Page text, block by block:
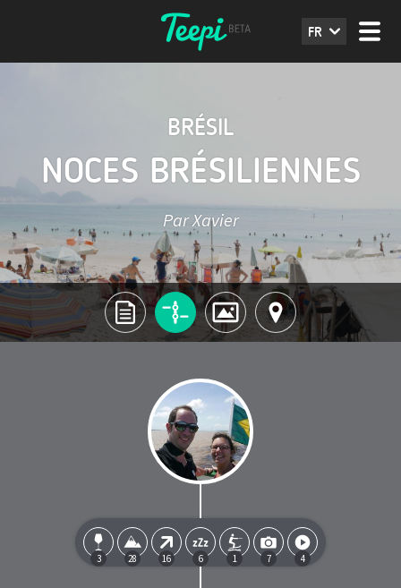
FR
BRÉSIL
NOCES BRÉSILIENNES
Par Xavier
3 28 16 6 1 7 4